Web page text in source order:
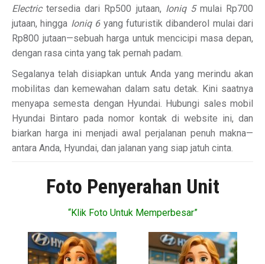
Electrictersedia dari Rp500 jutaan, Ioniq 5mulai Rp700
jutaan, hingga Ioniq 6yang futuristik dibanderol mulai dari
Rp800 jutaan—sebuah harga untuk mencicipi masa depan,
dengan rasa cinta yang tak pernah padam.
Segalanya telah disiapkan untuk Anda yang merindu akan
mobilitas dan kemewahan dalam satu detak. Kini saatnya
menyapa semesta dengan Hyundai. Hubungi sales mobil
Hyundai Bintaro pada nomor kontak di website ini, dan
biarkan harga ini menjadi awal perjalanan penuh makna—
antara Anda, Hyundai, dan jalanan yang siap jatuh cinta.
Foto Penyerahan Unit
“Klik Foto Untuk Memperbesar”